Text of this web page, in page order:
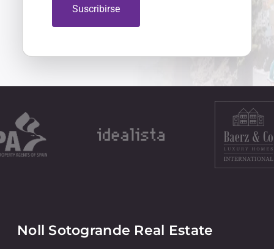
Suscribirse
Noll Sotogrande Real Estate